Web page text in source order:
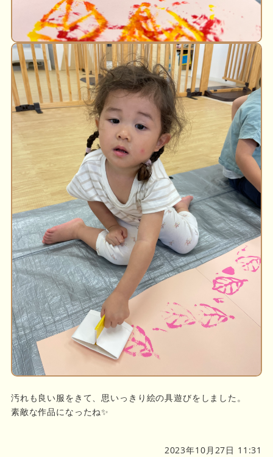
汚れも良い服をきて、思いっきり絵の具遊びをしました。
素敵な作品になったね✨
2023年10月27日 11:31